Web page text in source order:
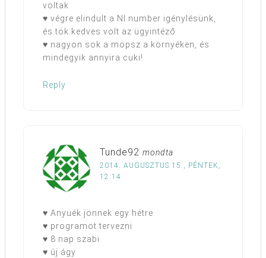
voltak
♥ végre elindult a NI number igénylésünk,
és tök kedves volt az ügyintéző
♥ nagyon sok a mopsz a környéken, és
mindegyik annyira cuki!
Reply
Tunde92 mondta
2014. AUGUSZTUS 15., PÉNTEK,
12:14
♥ Anyuék jönnek egy hétre
♥ programot tervezni
♥ 8 nap szabi
♥ új ágy